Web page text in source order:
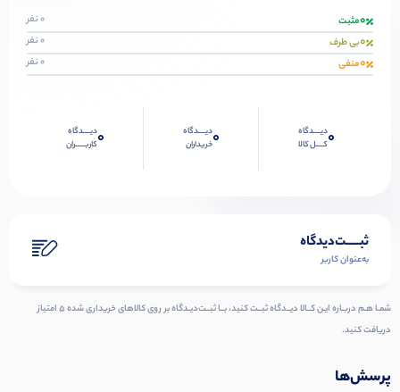
0مثبت 0 نفر
0بی طرف 0 نفر
0منفی 0 نفر
0دیــــدگاه
کــــل کالا
0دیــــدگاه
خریداران
0دیــــدگاه
کاربـــــران
ثبـــــت‌دیدگاه
به‌عنوان کاربر
شمـا هـم دربـاره ایـن کــالا دیــدگاه ثبــت کنید، بــا ثبــت‌دیـدگاه بر روی کالاهای خریداری شده ۵ امتیاز
دریافت کنید.
پرسش‌ها